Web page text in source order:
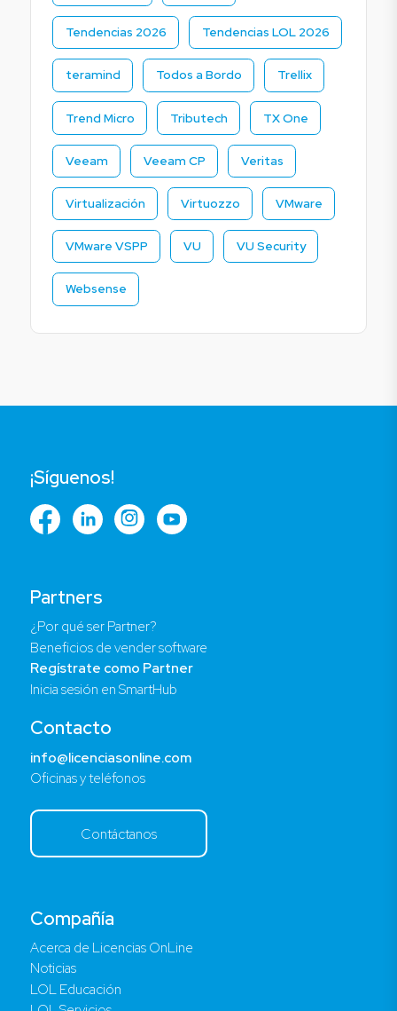
Tendencias 2026 Tendencias LOL 2026
teramind Todos a Bordo Trellix
Trend Micro Tributech TX One
Veeam Veeam CP Veritas
Virtualización Virtuozzo VMware
VMware VSPP VU VU Security
Websense
Compañía
Acerca de Licencias OnLine
Noticias
LOL Educación
Partners
¿Por qué ser Partner?
Beneficios de vender software
Regístrate como Partner
Inicia sesión en SmartHub
Contacto
info@licenciasonline.com
Oficinas y teléfonos
Contáctanos
¡Síguenos!